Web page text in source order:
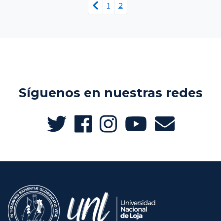
1 2
Síguenos en nuestras redes